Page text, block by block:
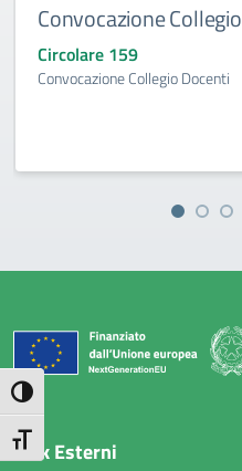
Attiva/disattiva alto contrasto
Attiva/disattiva dimensione testo
Convocazione
Circolare 159
Convocazione Collegio Docenti
Link Esterni